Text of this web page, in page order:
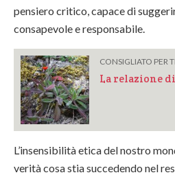
pensiero critico, capace di
consapevole e responsabile.
CONSIGLIATO PER
La relazione
L’insensibilità etica del nostro
verità cosa stia succedendo nel